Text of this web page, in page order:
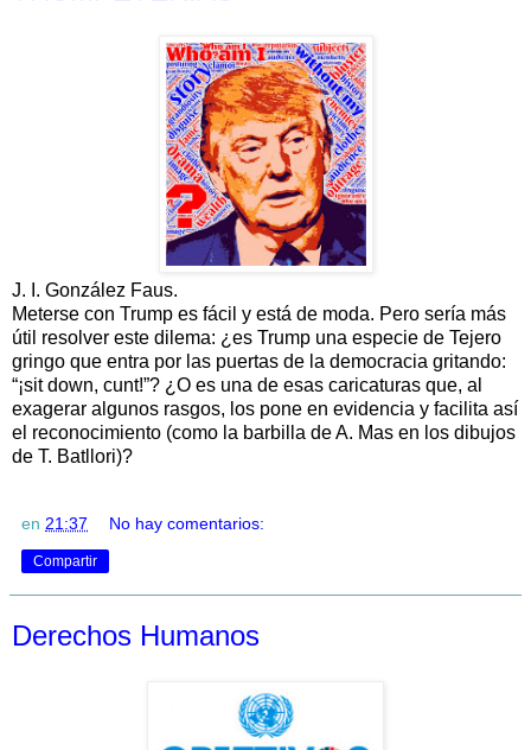
J. I. González Faus.
Meterse con Trump es fácil y está de moda. Pero sería más
útil resolver este dilema: ¿es Trump una especie de Tejero
gringo que entra por las puertas de la democracia gritando:
“¡sit down, cunt!”? ¿O es una de esas caricaturas que, al
exagerar algunos rasgos, los pone en evidencia y facilita así
el reconocimiento (como la barbilla de A. Mas en los dibujos
de T. Batllori)?
en 21:37 No hay comentarios:
Compartir
Derechos Humanos